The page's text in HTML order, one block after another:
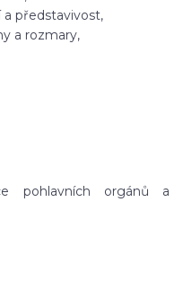
a představivost,
a rozmary,
pohlavních orgánů a